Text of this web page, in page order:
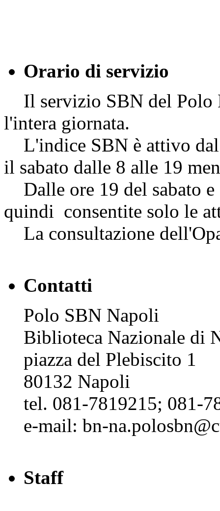
Orario di servizio
Il servizio SBN del Polo
l'intera giornata.
L'indice SBN è attivo
il sabato dalle 8 alle 19
Dalle ore 19 del sabato
quindi consentite solo le
La consultazione
Contatti
Polo SBN Napoli
Biblioteca Nazionale di
piazza del Plebiscito 1
80132 Napoli
tel. 081-7819215; 081-
e-mail: bn-
Staff